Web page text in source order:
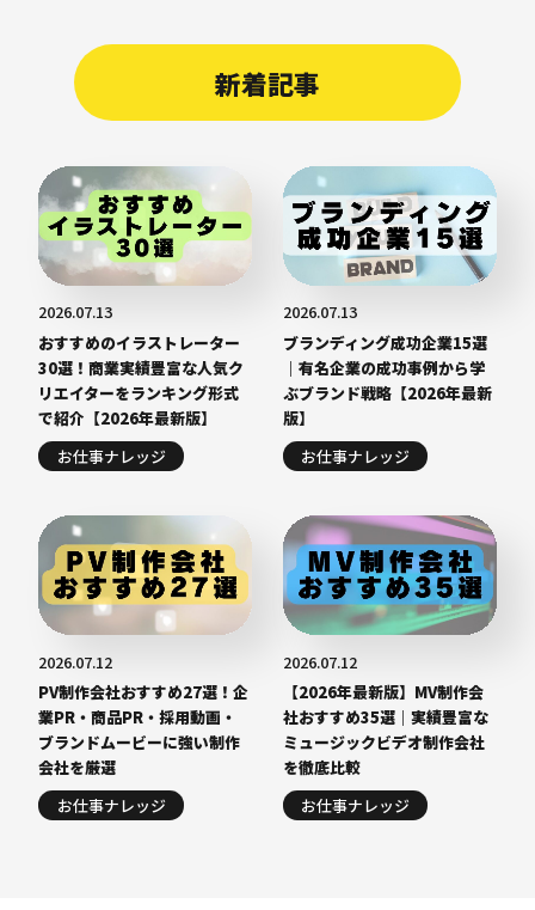
新着記事
2026.07.13
おすすめのイラストレーター
30選！商業実績豊富な人気ク
リエイターをランキング形式
で紹介【2026年最新版】
お仕事ナレッジ
2026.07.13
ブランディング成功企業15選
｜有名企業の成功事例から学
ぶブランド戦略【2026年最新
版】
お仕事ナレッジ
2026.07.12
PV制作会社おすすめ27選！企
業PR・商品PR・採用動画・
ブランドムービーに強い制作
会社を厳選
お仕事ナレッジ
2026.07.12
【2026年最新版】MV制作会
社おすすめ35選｜実績豊富な
ミュージックビデオ制作会社
を徹底比較
お仕事ナレッジ